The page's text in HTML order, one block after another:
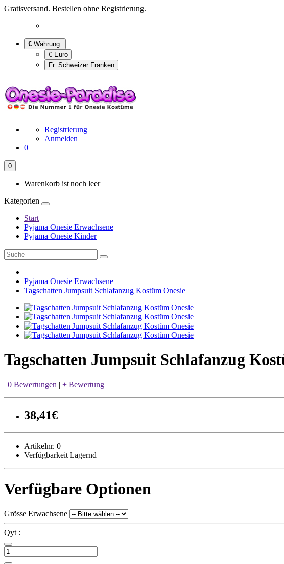
Gratisversand. Bestellen ohne Registrierung.
€ Währung
€ Euro
Fr. Schweizer Franken
Registrierung
Anmelden
0
0
Warenkorb ist noch leer
Kategorien
Start
Pyjama Onesie Erwachsene
Pyjama Onesie Kinder
Pyjama Onesie Erwachsene
Tagschatten Jumpsuit Schlafanzug Kostüm Onesie
Tagschatten Jumpsuit Schlafanzug
| 0 Bewertungen | + Bewertung
38,41€
Artikelnr. 0
Verfügbarkeit Lagernd
Verfügbare Optionen
Grösse Erwachsene
Qyt :